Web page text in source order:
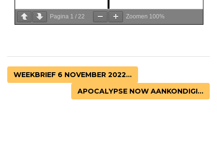
Pagina 1 / 22 Zoomen 100%
WEEKBRIEF 6 NOVEMBER 2022...
APOCALYPSE NOW AANKONDIGI...